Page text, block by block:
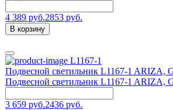
4 389 руб.2853 руб.
В корзину
L1167-1
Подвесной светильник L1167-1 ARIZA,
Подвесной светильник L1167-1 ARIZA,
3 659 руб.2436 руб.